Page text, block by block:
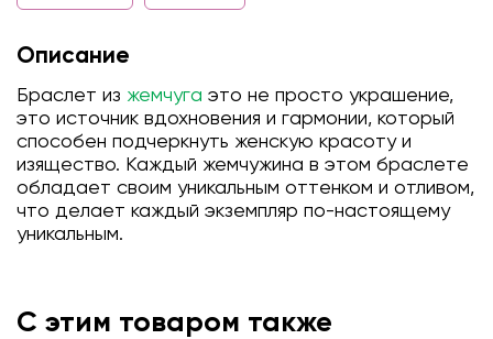
Описание
Браслет из жемчуга это не просто украшение,
это источник вдохновения и гармонии, который
способен подчеркнуть женскую красоту и
изящество. Каждый жемчужина в этом браслете
обладает своим уникальным оттенком и отливом,
что делает каждый экземпляр по-настоящему
уникальным.
С этим товаром также